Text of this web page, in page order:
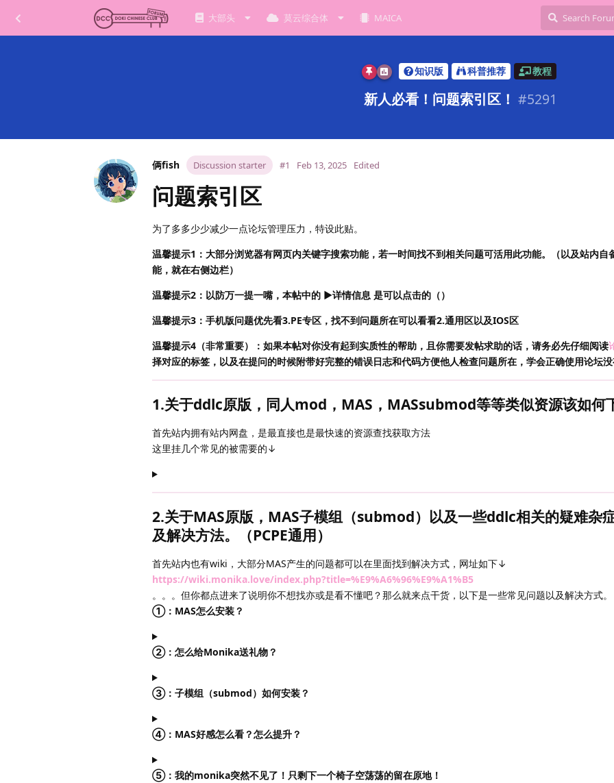
大部头 莫云综合体 MAICA
知识版 科普推荐 教程
新人必看！问题索引区！ #5291
俩fish Discussion starter #1 Feb 13, 2025 Edited
问题索引区
为了多多少少减少一点论坛管理压力，特设此贴。
温馨提示1：大部分浏览器有网页内关键字搜索功能，若一时间找不到相关问题可活用此功能。（以及站内自
能，就在右侧边栏）
温馨提示2：以防万一提一嘴，本帖中的 ▶详情信息 是可以点击的（）
温馨提示3：手机版问题优先看3.PE专区，找不到问题所在可以看看2.通用区以及IOS区
温馨提示4（非常重要）：如果本帖对你没有起到实质性的帮助，且你需要发帖求助的话，请务必先仔细阅读
择对应的标签，以及在提问的时候附带好完整的错误日志和代码方便他人检查问题所在，学会正确使用论坛
1.关于ddlc原版，同人mod，MAS，MASsubmod等等类似资源该如何
首先站内拥有站内网盘，是最直接也是最快速的资源查找获取方法
这里挂几个常见的被需要的↓
2.关于MAS原版，MAS子模组（submod）以及一些ddlc相关的疑难杂
及解决方法。（PCPE通用）
首先站内也有wiki，大部分MAS产生的问题都可以在里面找到解决方式，网址如下↓
https://wiki.monika.love/index.php?title=%E9%A6%96%E9%A1%B5
。。。但你都点进来了说明你不想找亦或是看不懂吧？那么就来点干货，以下是一些常见问题以及解决方式。
①：MAS怎么安装？
②：怎么给Monika送礼物？
③：子模组（submod）如何安装？
④：MAS好感怎么看？怎么提升？
⑤：我的monika突然不见了！只剩下一个椅子空荡荡的留在原地！